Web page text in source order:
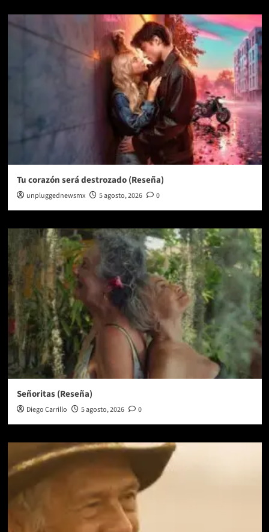
Tu corazón será destrozado (Reseña)
unpluggednewsmx 5 agosto, 2026 0
Señoritas (Reseña)
Diego Carrillo 5 agosto, 2026 0